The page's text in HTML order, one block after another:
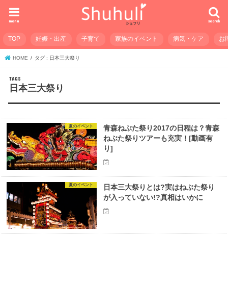
search
menu
TOP 妊娠・出産 子育て 家族のイベント 病気・ケア お
HOME タグ : 日本三大祭り
日本三大祭り
夏のイベント
青森ねぶた祭り2017の日程は？青森
ねぶた祭りツアーも充実！[動画有
り]
夏のイベント
日本三大祭りとは?実はねぶた祭り
が入っていない!?真相はいかに